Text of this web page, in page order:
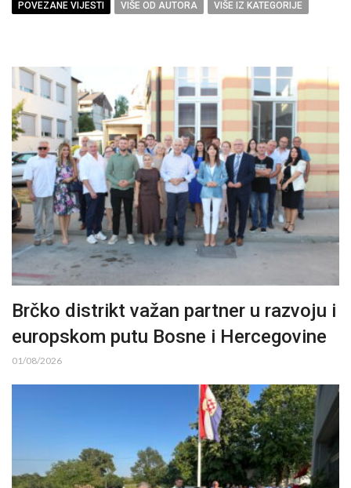
POVEZANE VIJESTI VIŠE OD AUTORA VIŠE IZ KATEGORIJE
Brčko distrikt važan partner u razvoju i
europskom putu Bosne i Hercegovine
01/08/2026